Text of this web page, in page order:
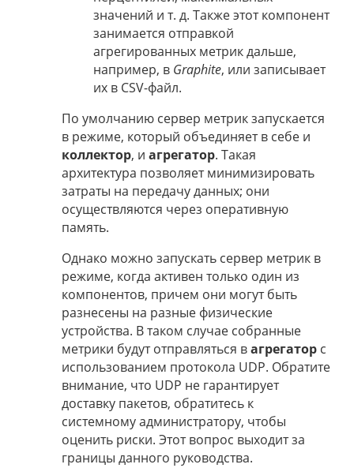
значений и т. д. Также этот компонент
занимается отправкой
агрегированных метрик дальше,
например, в Graphite, или записывает
их в CSV-файл.
По умолчанию сервер метрик запускается
в режиме, который объединяет в себе и
коллектор, и агрегатор. Такая
архитектура позволяет минимизировать
затраты на передачу данных; они
осуществляются через оперативную
память.
Однако можно запускать сервер метрик в
режиме, когда активен только один из
компонентов, причем они могут быть
разнесены на разные физические
устройства. В таком случае собранные
метрики будут отправляться вагрегатор с
использованием протокола UDP. Обратите
внимание, что UDP не гарантирует
доставку пакетов, обратитесь к
системному администратору, чтобы
оценить риски. Этот вопрос выходит за
границы данного руководства.